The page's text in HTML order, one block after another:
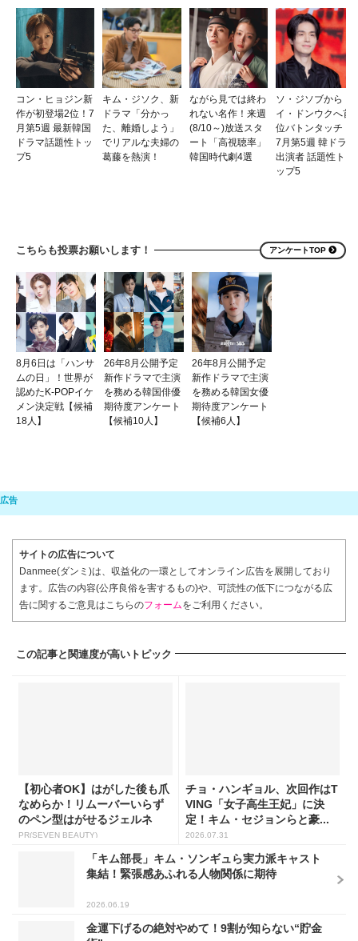
コン・ヒョジン新
作が初登場2位！7
月第5週 最新韓国
ドラマ話題性トッ
プ5
キム・ジソク、新
ドラマ「分かっ
た、離婚しよう」
でリアルな夫婦の
葛藤を熱演！
ながら見では終わ
れない名作！来週
(8/10～)放送スタ
ート「高視聴率」
韓国時代劇4選
ソ・ジソブから
イ・ドンウクへ首
位バトンタッチ！
7月第5週 韓ドラ
出演者 話題性ト
ップ5
こちらも投票お願いします！ アンケートTOP
8月6日は「ハンサ
ムの日」！世界が
認めたK-POPイケ
メン決定戦【候補
18人】
26年8月公開予定
新作ドラマで主演
を務める韓国俳優
期待度アンケート
【候補10人】
26年8月公開予定
新作ドラマで主演
を務める韓国女優
期待度アンケート
【候補6人】
サイトの広告について
Danmee(ダンミ)は、収益化の一環としてオンライン広告を展開しており
ます。広告の内容(公序良俗を害するもの)や、可読性の低下につながる広
告に関するご意見はこちらのフォームをご利用ください。
この記事と関連度が高いトピック
【初心者OK】はがした後も爪
なめらか！リムーバーいらず
のペン型はがせるジェルネ
イ...
PR(SEVEN BEAUTY)
チョ・ハンギョル、次回作はT
VING「女子高生王妃」に決
定！キム・セジョンらと豪...
2026.07.31
「キム部長」キム・ソンギュら実力派キャスト
集結！緊張感あふれる人物関係に期待
2026.06.19
金運下げるの絶対やめて！9割が知らない“貯金